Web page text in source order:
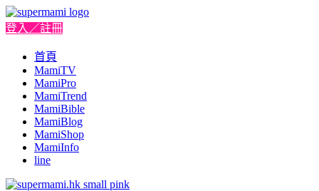
登入／註冊
首頁
MamiTV
MamiPro
MamiTrend
MamiBible
MamiBlog
MamiShop
MamiInfo
line